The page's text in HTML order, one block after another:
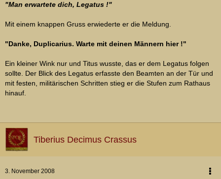
"Man erwartete dich, Legatus !"
Mit einem knappen Gruss erwiederte er die Meldung.
"Danke, Duplicarius. Warte mit deinen Männern hier !"
Ein kleiner Wink nur und Titus wusste, das er dem Legatus folgen
sollte. Der Blick des Legatus erfasste den Beamten an der Tür und
mit festen, militärischen Schritten stieg er die Stufen zum Rathaus
hinauf.
Tiberius Decimus Crassus
3. November 2008